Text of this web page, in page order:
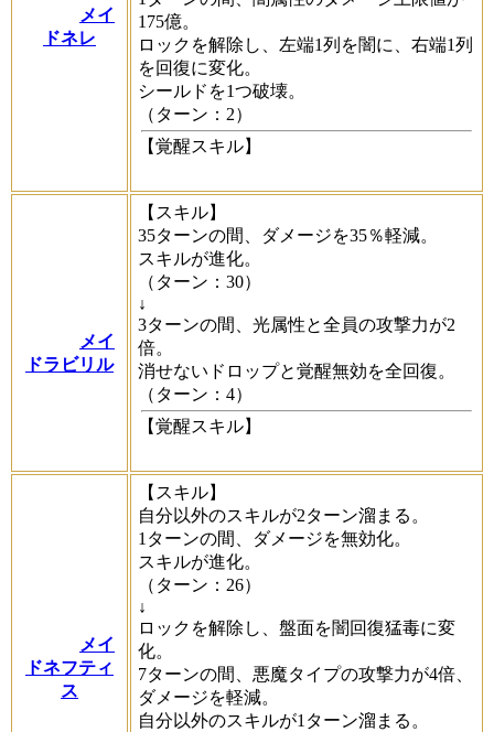
メイ
ドネレ
175億。
ロックを解除し、左端1列を闇に、右端1列
を回復に変化。
シールドを1つ破壊。
（ターン：2）
【覚醒スキル】
メイ
ドラビリル
【スキル】
35ターンの間、ダメージを35％軽減。
スキルが進化。
（ターン：30）
↓
3ターンの間、光属性と全員の攻撃力が2
倍。
消せないドロップと覚醒無効を全回復。
（ターン：4）
【覚醒スキル】
メイ
ドネフティ
ス
【スキル】
自分以外のスキルが2ターン溜まる。
1ターンの間、ダメージを無効化。
スキルが進化。
（ターン：26）
↓
ロックを解除し、盤面を闇回復猛毒に変
化。
7ターンの間、悪魔タイプの攻撃力が4倍、
ダメージを軽減。
自分以外のスキルが1ターン溜まる。